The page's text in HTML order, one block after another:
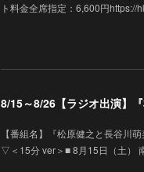
ト料金全席指定：6,600円
8/15～8/26【ラジオ出演】
【番組名】『松原健之と長谷川
▽＜15分 ver＞■ 8月15日（土）